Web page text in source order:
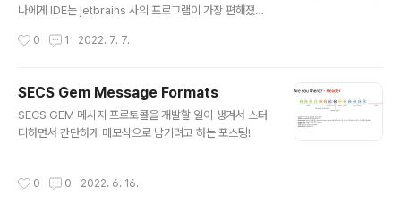
나에게 IDE는 jetbrains 사의 프로그램이 가장 편해졌다.
이 좋을 것 같아서 선택했는데 호환성이 생각보다 많이 나
fish 3.5.0 Homebrew 설치 shell에서 아래의 커맨드
를 치면 알아서 설치 됨! /bin/bash -c "$(curl -fsSL htt
ps://raw.githubusercontent.com/Homebrew/inst
0 1 2022. 7. 7.
SECS Gem Message Formats
SECS GEM 메시지 프로토콜을 개발할 일이 생겨서 스터
디하면서 간단하게 메모식으로 남기려고 하는 포스팅!
0 0 2022. 6. 16.